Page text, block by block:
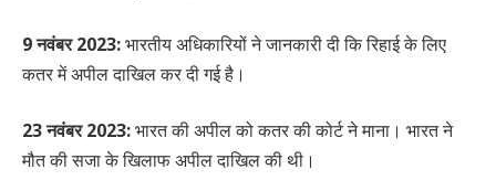
9 नवंबर 2023:भारतीय अधिकारियों ने जानकारी दी कि रिहाई के लिए
कतर में अपील दाखिल कर दी गई है।
23 नवंबर 2023:भारत की अपील को कतर की कोर्ट ने माना। भारत ने
मौत की सजा के खिलाफ अपील दाखिल की थी।